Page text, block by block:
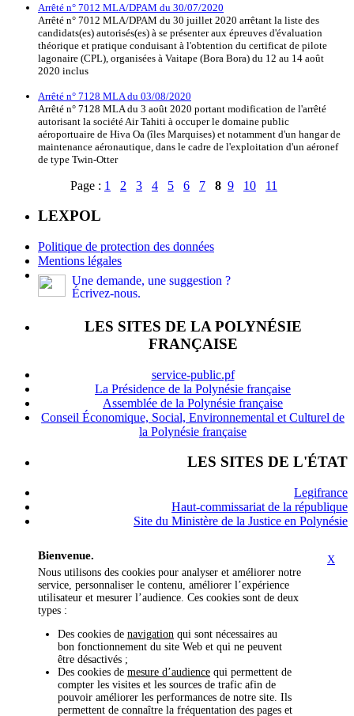
Arrêté n° 7012 MLA/DPAM du 30/07/2020
Arrêté n° 7012 MLA/DPAM du 30 juillet 2020 arrêtant la liste des
candidats(es) autorisés(es) à se présenter aux épreuves d'évaluation
théorique et pratique conduisant à l'obtention du certificat de pilote
lagonaire (CPL), organisées à Vaitape (Bora Bora) du 12 au 14 août
2020 inclus
Arrêté n° 7128 MLA du 03/08/2020
Arrêté n° 7128 MLA du 3 août 2020 portant modification de l'arrêté
autorisant la société Air Tahiti à occuper le domaine public
aéroportuaire de Hiva Oa (îles Marquises) et notamment d'un hangar de
maintenance aéronautique, dans le cadre de l'exploitation d'un aéronef
de type Twin-Otter
Page : 1 2 3 4 5 6 7 8 9 10 11
LEXPOL
Politique de protection des données
Mentions légales
Une demande, une suggestion ?
Écrivez-nous.
LES SITES DE LA POLYNÉSIE
FRANÇAISE
service-public.pf
La Présidence de la Polynésie française
Assemblée de la Polynésie française
Conseil Économique, Social, Environnemental et Culturel de
la Polynésie française
LES SITES DE L'ÉTAT
Legifrance
Haut-commissariat de la république
Site du Ministère de la Justice en Polynésie
X
Bienvenue.
Nous utilisons des cookies pour analyser et améliorer notre
service, personnaliser le contenu, améliorer l’expérience
utilisateur et mesurer l’audience. Ces cookies sont de deux
types :
Des cookies de navigation qui sont nécessaires au
bon fonctionnement du site Web et qui ne peuvent
être désactivés ;
Des cookies de mesure d’audience qui permettent de
compter les visites et les sources de trafic afin de
pouvoir améliorer les performances de notre site. Ils
permettent de connaître la fréquentation des pages et